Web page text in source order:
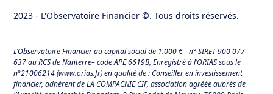
2023 - L'Observatoire Financier ©. Tous droits réservés.
L’Observatoire Financier au capital social de 1.000 € - n° SIRET 900 077
637 au RCS de Nanterre– code APE 6619B, Enregistré à l’ORIAS sous le
n°21006214 (www.orias.fr) en qualité de : Conseiller en investissement
financier, adhérent de LA COMPACNIE CIF, association agréée auprès de